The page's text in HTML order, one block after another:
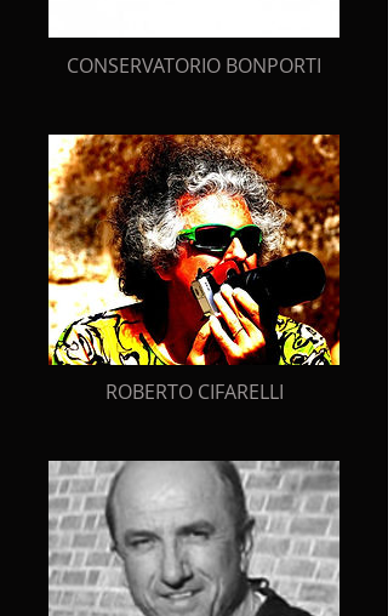
CONSERVATORIO BONPORTI
ROBERTO CIFARELLI